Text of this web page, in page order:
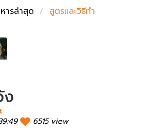
ารล่าสุด สูตรและวิธีทำ
6515 view